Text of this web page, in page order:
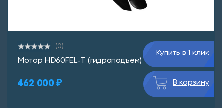
(0)
Мотор HD60FEL-T (гидроподъем)
462 000 ₽
Купить в 1 клик
В корзину